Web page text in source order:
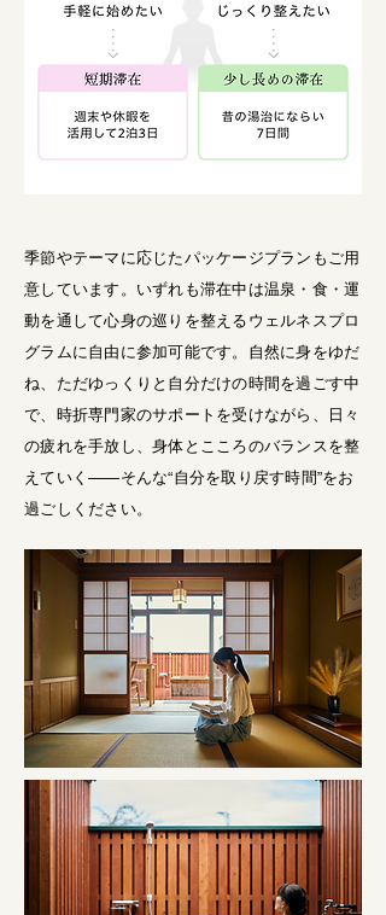
季節やテーマに応じたパッケージプランもご用
意しています。いずれも滞在中は温泉・食・運
動を通して心身の巡りを整えるウェルネスプロ
グラムに自由に参加可能です。自然に身をゆだ
ね、ただゆっくりと自分だけの時間を過ごす中
で、時折専門家のサポートを受けながら、日々
の疲れを手放し、身体とこころのバランスを整
えていく——そんな“自分を取り戻す時間”をお
過ごしください。